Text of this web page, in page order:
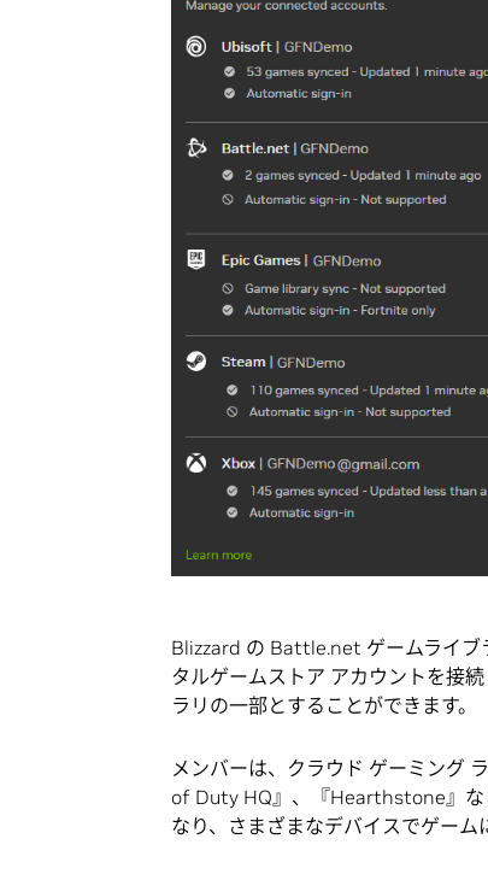
Blizzard の Battle.net ゲームライブ
タルゲームストア アカウントを接
ラリの一部とすることができます。
メンバーは、クラウド ゲーミング
of Duty HQ』、『Hearthstone』な
なり、さまざまなデバイスでゲーム